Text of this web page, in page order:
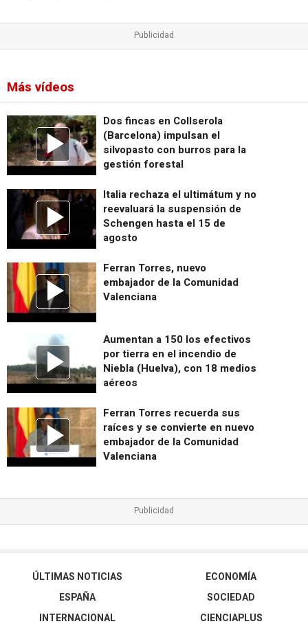
Más vídeos
Dos fincas en Collserola
(Barcelona) impulsan el
silvopasto con burros para la
gestión forestal
Italia rechaza el ultimátum y no
reevaluará la suspensión de
Schengen hasta el 15 de
agosto
Ferran Torres, nuevo
embajador de la Comunidad
Valenciana
Aumentan a 150 los efectivos
por tierra en el incendio de
Niebla (Huelva), con 18 medios
aéreos
Ferran Torres recuerda sus
raíces y se convierte en nuevo
embajador de la Comunidad
Valenciana
ÚLTIMAS NOTICIAS
ESPAÑA
INTERNACIONAL
ECONOMÍA
SOCIEDAD
CIENCIAPLUS